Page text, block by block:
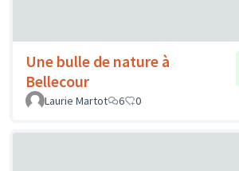
Une bulle de nature à
Bellecour
Laurie Martot
6 0